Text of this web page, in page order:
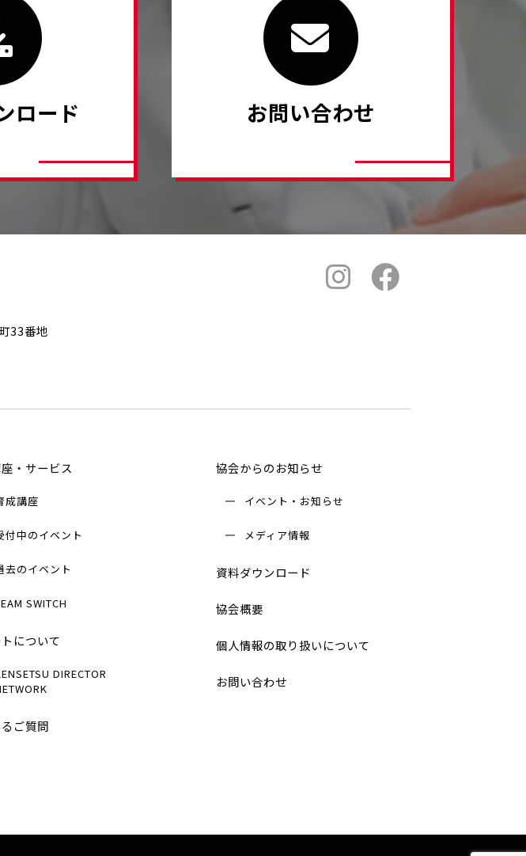
ロード お問い合わせ
33番地
・サービス
成講座
付中のイベント
去のイベント
SWITCH
について
DIRECTOR
ご質問
協会からのお知らせ
イベント・お知らせ
メディア情報
資料ダウンロード
協会概要
個人情報の取り扱いについて
お問い合わせ